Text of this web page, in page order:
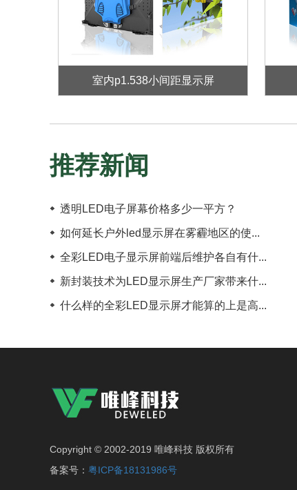
室内p1.538小间距显示屏
推荐新闻
透明LED电子屏幕价格多少一平方？
如何延长户外led显示屏在雾霾地区的使...
全彩LED电子显示屏前端后维护各自有什...
新封装技术为LED显示屏生产厂家带来什...
什么样的全彩LED显示屏才能算的上是高...
Copyright © 2002-2019 唯峰科技 版权所有
备案号： 粤ICP备18131986号